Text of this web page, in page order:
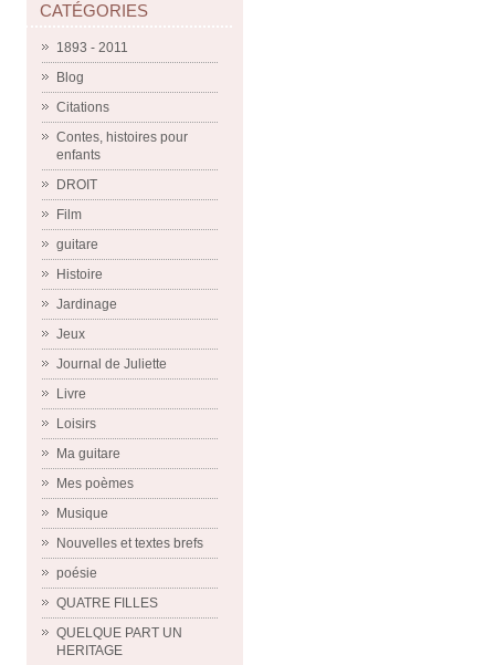
CATÉGORIES
1893 - 2011
Blog
Citations
Contes, histoires pour
enfants
DROIT
Film
guitare
Histoire
Jardinage
Jeux
Journal de Juliette
Livre
Loisirs
Ma guitare
Mes poèmes
Musique
Nouvelles et textes brefs
poésie
QUATRE FILLES
QUELQUE PART UN
HERITAGE